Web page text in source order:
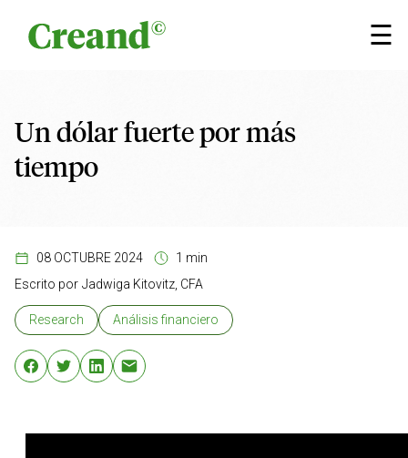
☰
Un dólar fuerte por más
tiempo
08 OCTUBRE 2024
1 min
Escrito por Jadwiga Kitovitz, CFA
Research Análisis financiero